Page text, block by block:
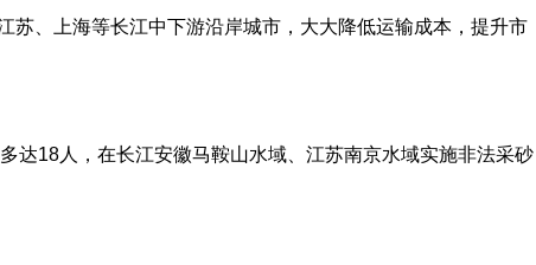
、上海等长江中下游沿岸城市，大大降低运输成本，提升市
达18人，在长江安徽马鞍山水域、江苏南京水域实施非法采砂